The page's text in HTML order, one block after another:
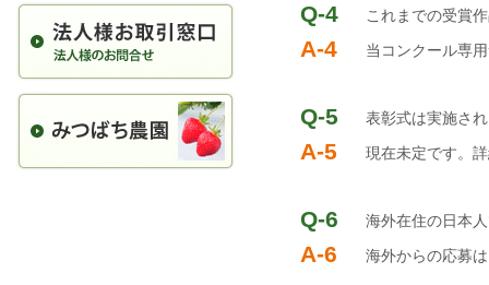
Q-4 これまでの受賞
A-4 当コンクール専
Q-5 表彰式は実施さ
A-5 現在未定です。
Q-6 海外在住の日本
A-6 海外からの応募